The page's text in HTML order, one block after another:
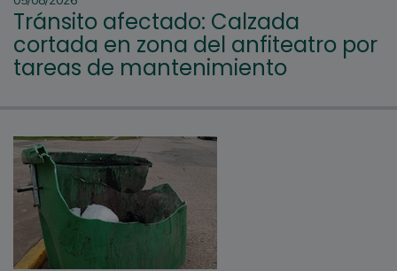
Tránsito afectado: Calzada
cortada en zona del anfiteatro por
tareas de mantenimiento